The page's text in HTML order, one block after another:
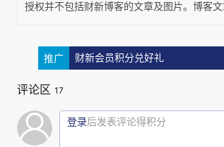
仅仅因为一次意外的脚部接触，
件让公众直观感受到氢氟酸的恐怖
且即使这么危险，氢氟酸竟然可以
授权并不包括财新博客的文章及图片。博客
推广 财新会员积分兑好礼
评论区 17
登录后发表评论得积分